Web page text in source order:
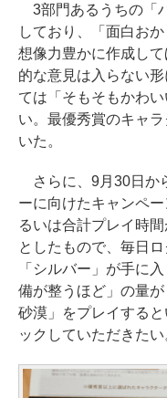
3部門あるうちの「
しており、「面白お
想像力豊かに作成し
的な意見は入らない
ては「そもそもかわ
い。最優秀賞のキャ
いた。
さらに、9月30日か
ーに向けたキャンペ
るいは合計プレイ時
としたもので、毎日
「シルバー」が手に
備が整うほど」の量
砂漠」をプレイする
ックしていただきたい